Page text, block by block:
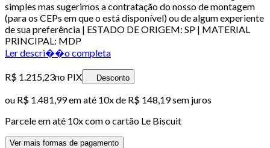
simples mas sugerimos a contratação do nosso de montagem
(para os CEPs em que o está disponível) ou de algum experiente
de sua preferência | ESTADO DE ORIGEM: SP | MATERIAL
PRINCIPAL: MDP
Ler descri��o completa
R$ 1.215,23no PIX Desconto
ou R$ 1.481,99em até 10x de R$ 148,19 sem juros
Parcele em até 10x com o cartão Le Biscuit
Ver mais formas de pagamento